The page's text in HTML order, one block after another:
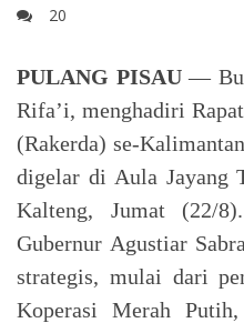
20
PULANG PISAU—
Rifa’i, menghadiri
(Rakerda) se-
digelar di Aula Jayang
Kalteng, Jumat (22/
Gubernur Agustiar
strategis, mulai dari
Koperasi Merah Putih,